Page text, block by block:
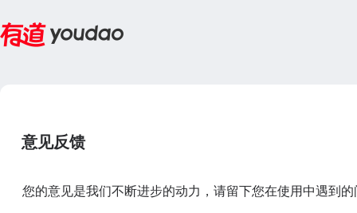
意见反馈
您的意见是我们不断进步的动力，请留下您在使用中遇到